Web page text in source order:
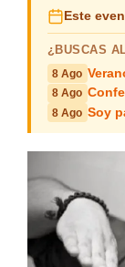
Este
¿BUSCAS
8 Ago
8 Ago
8 Ago Soy